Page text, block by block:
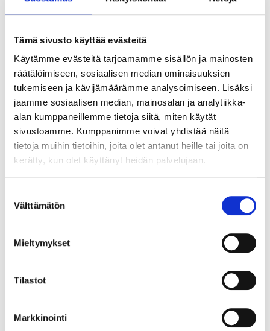
Tämä sivusto käyttää evästeitä
Käytämme evästeitä tarjoamamme sisällön ja mainosten
räätälöimiseen, sosiaalisen median ominaisuuksien
tukemiseen ja kävijämäärämme analysoimiseen. Lisäksi
jaamme sosiaalisen median, mainosalan ja analytiikka-
alan kumppaneillemme tietoja siitä, miten käytät
sivustoamme. Kumppanimme voivat yhdistää näitä
tietoja muihin tietoihin, joita olet antanut heille tai joita on
kerätty, kun olet käyttänyt heidän palvelujaan.
valinta
Välttämätön
Mieltymykset
Tilastot
Markkinointi
ABC'd?
Säännöt
Lataa video täältä
Teams
Supervisors
Suurlähettilään puhe